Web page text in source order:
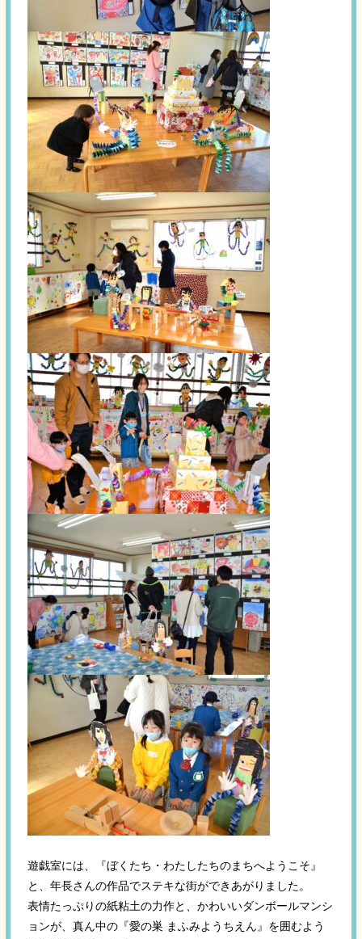
遊戯室には、『ぼくたち・わたしたちのまちへようこそ』
と、年長さんの作品でステキな街ができあがりました。
表情たっぷりの紙粘土の力作と、かわいいダンボールマンシ
ョンが、真ん中の『愛の巣 まふみようちえん』を囲むよう